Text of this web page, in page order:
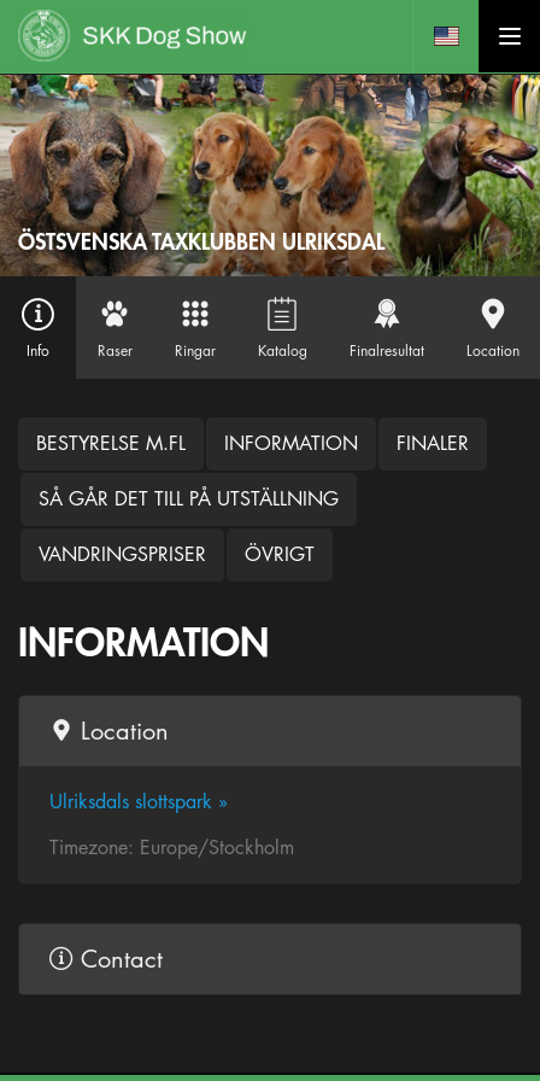
ÖSTSVENSKA TAXKLUBBEN ULRIKSDAL
Info Raser Ringar Katalog Finalresultat Location
BESTYRELSE M.FL INFORMATION FINALER
SÅ GÅR DET TILL PÅ UTSTÄLLNING
VANDRINGSPRISER ÖVRIGT
INFORMATION
Location
Ulriksdals slottspark »
Timezone: Europe/Stockholm
Contact